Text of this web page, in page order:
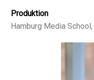
Produktion
Hamburg Media School,